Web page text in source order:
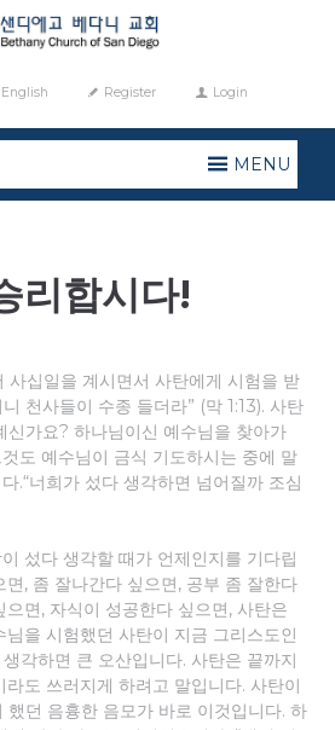
English Register Login
MENU
리합시다!
사십일을 계시면서 사탄에게 시험을 받
천사들이 수종 들더라” (막 1:13). 사탄
신가요? 하나님이신 예수님을 찾아가
도 예수님이 금식 기도하시는 중에 말
.“너희가 섰다 생각하면 넘어질까 조심
섰다 생각할 때가 언제인지를 기다립
면, 좀 잘나간다 싶으면, 공부 좀 잘한다
면, 자식이 성공한다 싶으면, 사탄은
을 시험했던 사탄이 지금 그리스도인
각하면 큰 오산입니다. 사탄은 끝까지
도 쓰러지게 하려고 말입니다. 사탄이
했던 음흉한 음모가 바로 이것입니다. 하